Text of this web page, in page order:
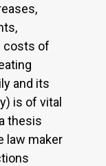
costs of
and its
is of vital
thesis
law maker